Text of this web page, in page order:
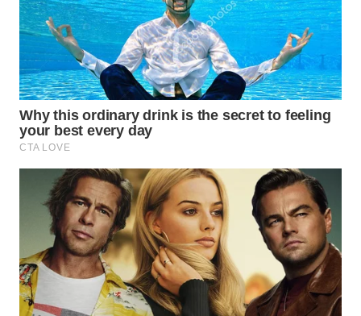
WAHANA
SPORT
WAHANA
UMKM
WAHANA
SELEB
WAHANA
PERSONA
WAHANA
OTOMOTIF
WAHANA